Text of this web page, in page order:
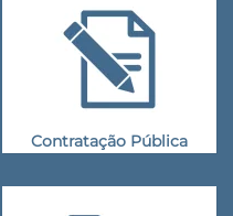
Contratação Pública